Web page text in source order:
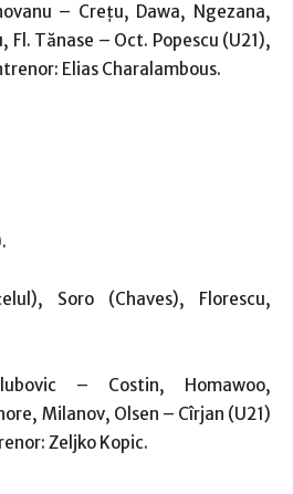
– Creţu, Dawa, Ngezana,
Fl. Tănase – Oct. Popescu (U21),
Elias Charalambous.
Soro (Chaves), Florescu,
– Costin, Homawoo,
Milanov, Olsen – Cîrjan (U21)
Zeljko Kopic.